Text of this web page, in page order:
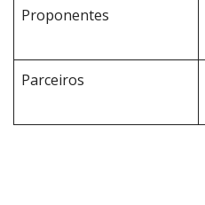
Proponentes
Parceiros